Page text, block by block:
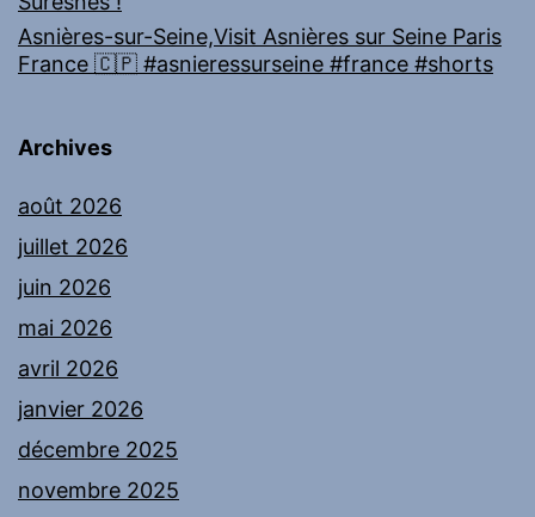
Asnières-sur-Seine,Visit Asnières sur Seine Paris
France 🇨🇵 #asnieressurseine #france #shorts
Archives
août 2026
juillet 2026
juin 2026
mai 2026
avril 2026
janvier 2026
décembre 2025
novembre 2025